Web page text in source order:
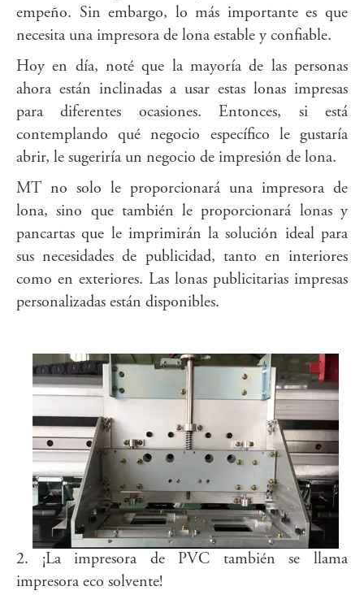
empeño. Sin embargo, lo más importante es que
necesita una impresora de lona estable y confiable.
Hoy en día, noté que la mayoría de las personas
ahora están inclinadas a usar estas lonas impresas
para diferentes ocasiones. Entonces, si está
contemplando qué negocio específico le gustaría
abrir, le sugeriría un negocio de impresión de lona.
MT no solo le proporcionará una impresora de
lona, sino que también le proporcionará lonas y
pancartas que le imprimirán la solución ideal para
sus necesidades de publicidad, tanto en interiores
como en exteriores. Las lonas publicitarias impresas
personalizadas están disponibles.
2. ¡La impresora de PVC también se llama
impresora eco solvente!